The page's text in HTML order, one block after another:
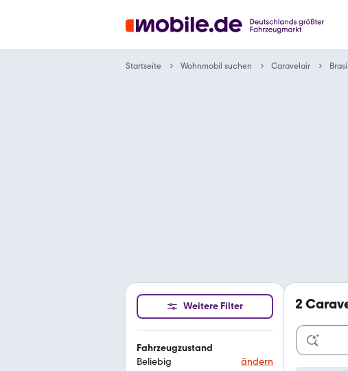
Startseite Wohnmobil suchen Caravelair
Weitere Filter
Fahrzeugzustand
Beliebig
ändern
2